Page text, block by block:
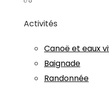
Activités
Canoë et eaux
Baignade
Randonnée